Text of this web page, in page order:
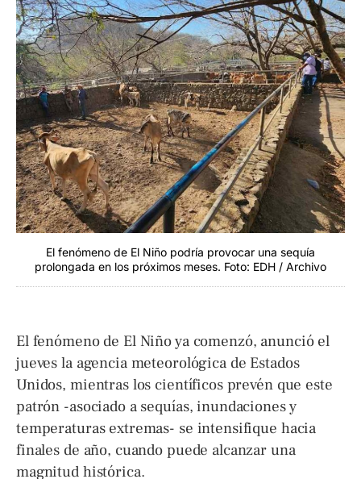
El fenómeno de El Niño podría provocar una sequía
prolongada en los próximos meses. Foto: EDH / Archivo
El fenómeno de El Niño ya comenzó, anunció el
jueves la agencia meteorológica de Estados
Unidos, mientras los científicos prevén que este
patrón -asociado a sequías, inundaciones y
temperaturas extremas- se intensifique hacia
finales de año, cuando puede alcanzar una
magnitud histórica.